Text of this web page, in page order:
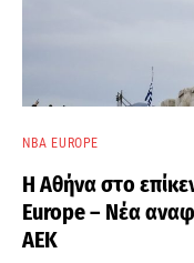
NBA EUROPE
Η Αθήνα στο
Europe – Νέα
ΑΕΚ